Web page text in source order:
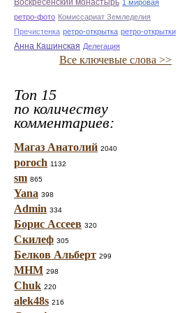
Воскресенский монастырь 1 мировая
ретро-фото Комиссариат Земледелия
Пречистенка ретро-открытка ретро-открытки
Анна Кашинская Делегация
Все ключевые слова >>
Топ 15
по количеству
комментариев:
Магаз Анатолий 2040
poroch 1132
sm 865
Yana 398
Admin 334
Борис Ассеев 320
Скилеф 305
Белков Альберт 299
МНМ 298
Chuk 220
alek48s 216